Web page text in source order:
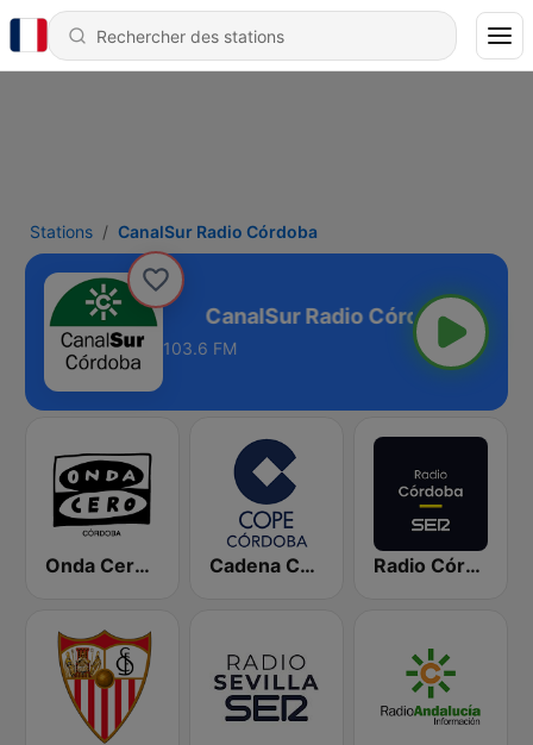
Stations CanalSur Radio Córdoba
Córdoba
103.6 FM
Onda Cero Córdoba Cadena COPE Córdoba Radio Córdoba SER